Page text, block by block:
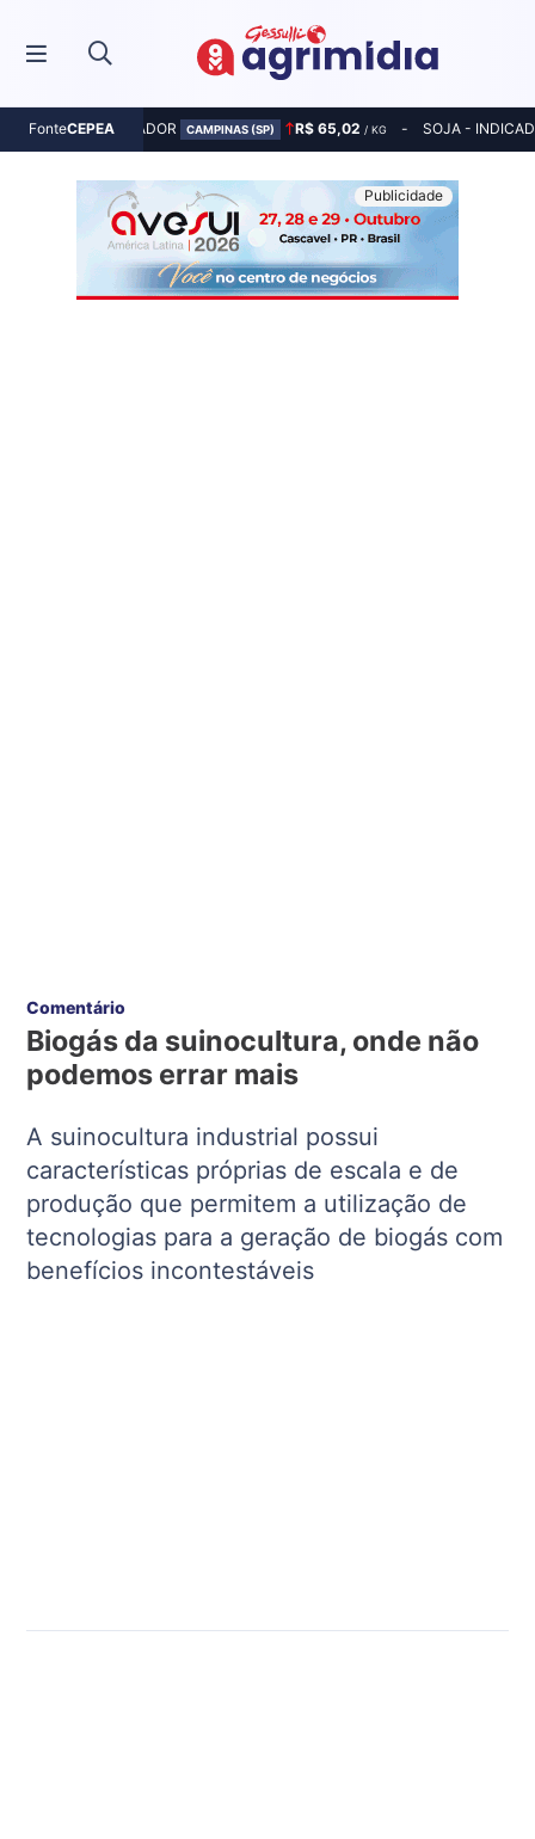
FonteCEPEA
MILHO - INDICADOR CAMPINAS (SP) R$ 65,02 / KG SOJA -
Comentário
Biogás da suinocultura, onde não
podemos errar mais
A suinocultura industrial possui
características próprias de escala e de
produção que permitem a utilização de
tecnologias para a geração de biogás com
benefícios incontestáveis